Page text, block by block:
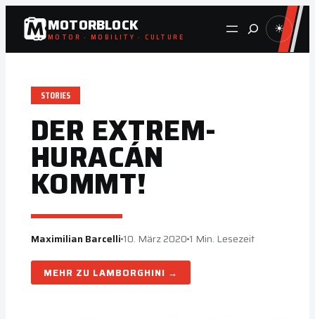
Zum
Inhalt
springen
MOTORBLOCK
MOTOR · MOBILITY · CULTURE Suche ☀
STORIES
DER EXTREM-
HURACÁN
KOMMT!
Maximilian Barcelli 10. März 2020 1 Min. Lesezeit
LAMBORGHINI